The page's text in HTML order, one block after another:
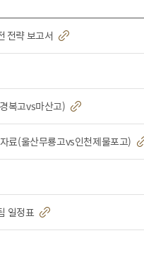
전략 보고서
복고vs마산고)
료(울산무룡고vs인천제물포고)
일정표